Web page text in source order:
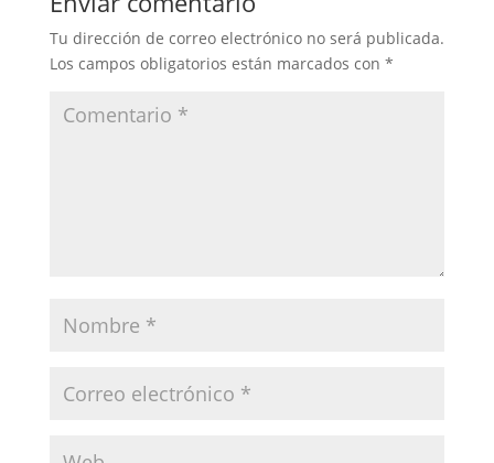
Tu dirección de correo electrónico no será publicada.
Los campos obligatorios están marcados con *